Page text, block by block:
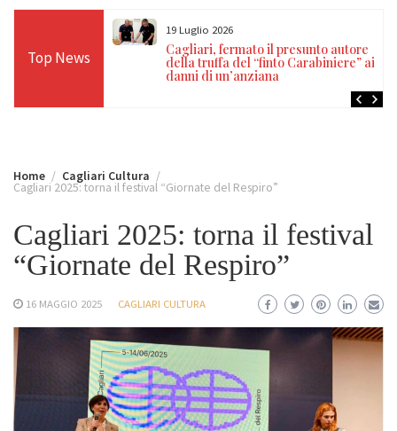
Top News
autore
ai
20 Giugno 2026
Cagliari, cyberbullismo contro anziani
e disabili: perquisiti cinque minorenni
Home Cagliari Cultura
Cagliari 2025: torna il festival “Giornate del Respiro”
Cagliari 2025: torna il festival
“Giornate del Respiro”
16 MAGGIO 2025 CAGLIARI CULTURA